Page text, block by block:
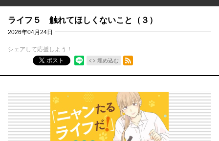
ライフ５ 触れてほしくないこと（３）
2026年04月24日
シェアして応援しよう！
ポスト
埋め込む
RSSフィード